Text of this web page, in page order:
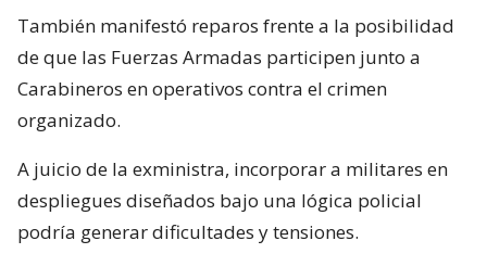
También manifestó reparos frente a la posibilidad
de que las Fuerzas Armadas participen junto a
Carabineros en operativos contra el crimen
organizado.
A juicio de la exministra, incorporar a militares en
despliegues diseñados bajo una lógica policial
podría generar dificultades y tensiones.